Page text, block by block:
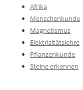
Afrika
Menschenkunde
Magnetismus
Elektrizitätslehre
Pflanzenkunde
Steine erkennen